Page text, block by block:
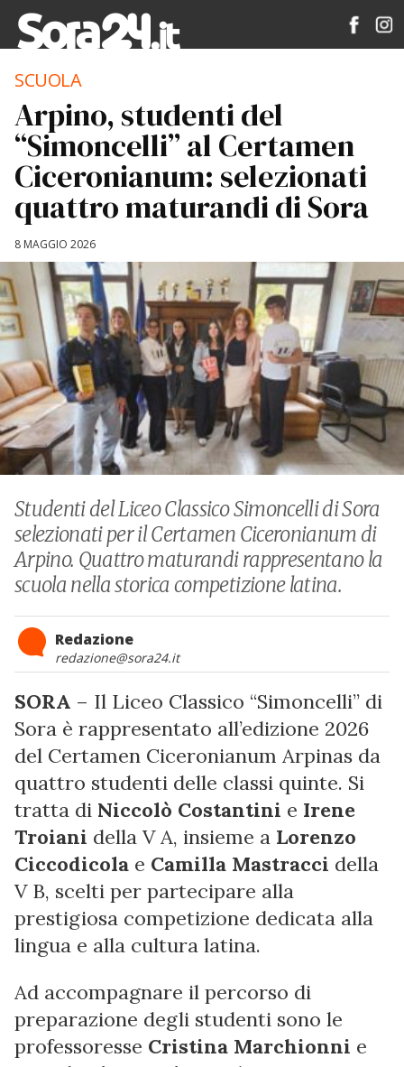
SCUOLA
Arpino, studenti del
“Simoncelli” al Certamen
Ciceronianum: selezionati
quattro maturandi di Sora
8 MAGGIO 2026
Studenti del Liceo Classico Simoncelli di Sora
selezionati per il Certamen Ciceronianum di
Arpino. Quattro maturandi rappresentano la
scuola nella storica competizione latina.
Redazione
redazione@sora24.it
SORA – Il Liceo Classico “Simoncelli” di
Sora è rappresentato all’edizione 2026
del Certamen Ciceronianum Arpinas da
quattro studenti delle classi quinte. Si
tratta di Niccolò Costantini e Irene
Troiani della V A, insieme a Lorenzo
Ciccodicola e Camilla Mastracci della
V B, scelti per partecipare alla
prestigiosa competizione dedicata alla
lingua e alla cultura latina.
Ad accompagnare il percorso di
preparazione degli studenti sono le
professoresse Cristina Marchionni e